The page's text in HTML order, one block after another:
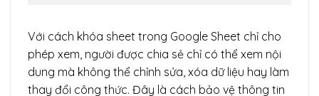
Với cách khóa sheet trong Google Sheet chỉ cho
phép xem, người được chia sẻ chỉ có thể xem nội
dung mà không thể chỉnh sửa, xóa dữ liệu hay làm
thay đổi công thức. Đây là cách bảo vệ thông tin